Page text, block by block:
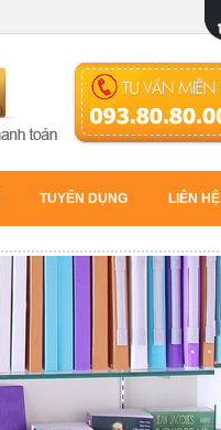
TUYỂN DỤNG LIÊN HỆ